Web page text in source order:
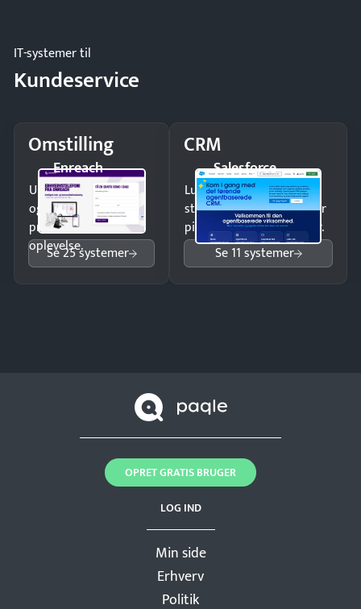
IT-systemer til
Kundeservice
Omstilling
Enreach
Undgå tabte opkald
og giv kunderne en
professionel
oplevelse.
Se 25 systemer
CRM
Salesforce
Luk flere salg med et
struktureret overblik over
pipeline og opfølgninger.
Se 11 systemer
Min side
Erhverv
Politik
LOG IND
OPRET GRATIS BRUGER